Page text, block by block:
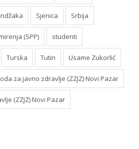
Sjenica Srbija
(SPP) studenti
Turska Tutin Usame Zukorlić
za javno zdravlje (ZZJZ) Novi Pazar
(ZZJZ) Novi Pazar